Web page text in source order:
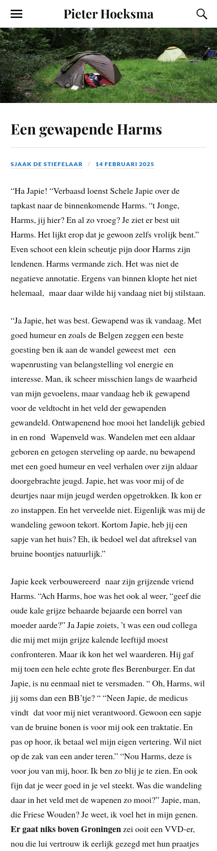
Pieter Hoeksma
Een gewapende Harms
SJAAK DE STIEFELAAR 14 FEBRUARI 2025
“Ha Japie! “Verbaasd loenst Schele Japie over de
tapkast naar de binnenkomende Harms. “t Jonge,
Harms, jij hier? En al zo vroeg? Je ziet er best uit
Harms. Het lijkt erop dat je gewoon zelfs vrolijk bent.”
Even schoot een klein scheutje pijn door Harms zijn
lendenen. Harms vermande zich. Het was niet de
negatieve annotatie. Ergens van binnen klopte het niet
helemaal, maar daar wilde hij vandaag niet bij stilstaan.
“Ja Japie, het was best. Gewapend was ik vandaag. Met
goed humeur en zoals de Belgen zeggen een beste
goesting ben ik aan de wandel geweest met een
wapenrusting van belangstelling vol energie en
interesse. Man, ik scheer misschien langs de waarheid
van mijn gevoelens, maar vandaag heb ik gewapend
voor de veldtocht in het veld der gewapenden
gewandeld. Ontwapenend hoe mooi het landelijk gebied
in en rond Wapenveld was. Wandelen met een aldaar
geboren en getogen sterveling op aarde, nu bewapend
met een goed humeur en veel verhalen over zijn aldaar
doorgebrachte jeugd. Japie, het was voor mij of de
deurtjes naar mijn jeugd werden opgetrokken. Ik kon er
zo instappen. En het verveelde niet. Eigenlijk was mij de
wandeling gewoon tekort. Kortom Japie, heb jij een
sapje van het huis? Eh, ik bedoel wel dat aftreksel van
bruine boontjes natuurlijk.”
Japie keek verbouwereerd naar zijn grijzende vriend
Harms. “Ach Harms, hoe was het ook al weer, “geef die
oude kale grijze behaarde bejaarde een borrel van
moeder aarde?” Ja Japie zoiets, ’t was een oud collega
die mij met mijn grijze kalende leeftijd moest
confronteren. Maar ik kon het wel waarderen. Hij gaf
mij toen een hele echte grote fles Berenburger. En dat
Japie, is nu eenmaal niet te versmaden. “ Oh, Harms, wil
jij soms dan een BB’tje? “ “Neen Japie, de medicus
vindt dat voor mij niet verantwoord. Gewoon een sapje
van de bruine bonen is voor mij ook een traktatie. En
pas op hoor, ik betaal wel mijn eigen vertering. Wil niet
op de zak van een ander teren.” “Nou Harms, deze is
voor jou van mij, hoor. Ik ben zo blij je te zien. En ook
fijn dat je weer goed in je vel steekt. Was die wandeling
daar in het veld met de wapenen zo mooi?” Japie, man,
die Friese Wouden? Je weet, ik voel het in mijn genen.
Er gaat niks boven Groningen zei ooit een VVD-er,
nou die lui vertrouw ik eerlijk gezegd met hun praatjes